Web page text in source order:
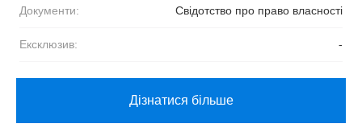
Документи: Свідотство про право власності
Ексклюзив: -
Дізнатися більше